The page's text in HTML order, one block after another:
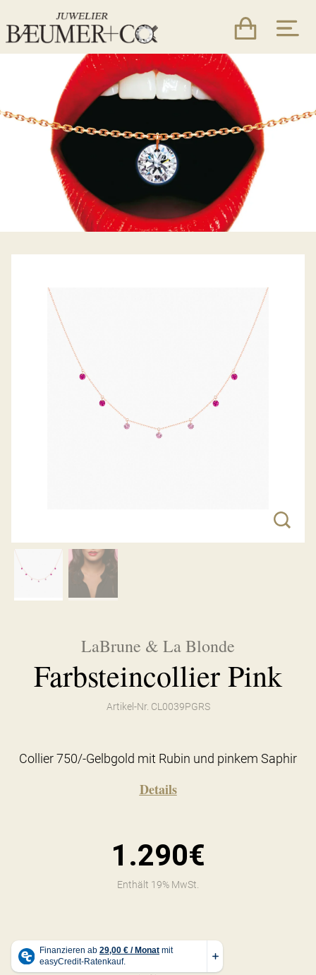
LaBrune & La Blonde
Farbsteincollier Pink
Artikel-Nr. CL0039PGRS
Collier 750/-Gelbgold mit Rubin und pinkem Saphir
Details
1.290€
Enthält 19% MwSt.